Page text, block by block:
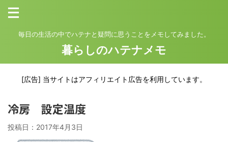
毎日の生活の中でハテナと疑問に思うことをメモしてみました。
暮らしのハテナメモ
[広告] 当サイトはアフィリエイト広告を利用しています。
冷房 設定温度
投稿日： 2017年4月3日